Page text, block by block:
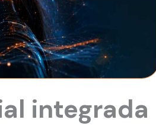
integrada